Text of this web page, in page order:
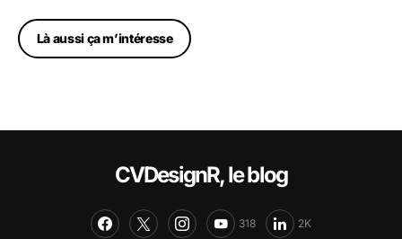
Là aussi ça m’intéresse
CVDesignR, le blog
318 2K